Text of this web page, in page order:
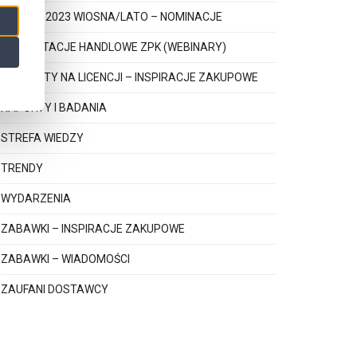
PEREŁKI 2023 WIOSNA/LATO – NOMINACJE
PREZENTACJE HANDLOWE ZPK (WEBINARY)
PRODUKTY NA LICENCJI – INSPIRACJE ZAKUPOWE
RAPORTY I BADANIA
STREFA WIEDZY
TRENDY
WYDARZENIA
ZABAWKI – INSPIRACJE ZAKUPOWE
ZABAWKI – WIADOMOŚCI
ZAUFANI DOSTAWCY